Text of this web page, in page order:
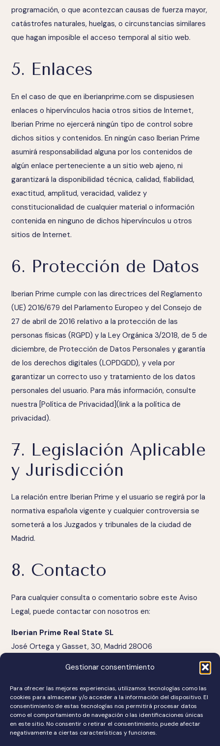
Gestionar consentimiento
Para ofrecer las mejores experiencias, utilizamos tecnologías como las
cookies para almacenar y/o acceder a la información del dispositivo. El
consentimiento de estas tecnologías nos permitirá procesar datos
como el comportamiento de navegación o las identificaciones únicas
en este sitio. No consentir o retirar el consentimiento, puede afectar
negativamente a ciertas características y funciones.
programación, o que acontezcan causas de fuerza mayor,
catástrofes naturales, huelgas, o circunstancias similares
que hagan imposible el acceso temporal al sitio web.
5. Enlaces
En el caso de que en iberianprime.com se dispusiesen
enlaces o hipervínculos hacia otros sitios de Internet,
Iberian Prime no ejercerá ningún tipo de control sobre
dichos sitios y contenidos. En ningún caso Iberian Prime
asumirá responsabilidad alguna por los contenidos de
algún enlace perteneciente a un sitio web ajeno, ni
garantizará la disponibilidad técnica, calidad, fiabilidad,
exactitud, amplitud, veracidad, validez y
constitucionalidad de cualquier material o información
contenida en ninguno de dichos hipervínculos u otros
sitios de Internet.
6. Protección de Datos
Iberian Prime cumple con las directrices del Reglamento
(UE) 2016/679 del Parlamento Europeo y del Consejo de
27 de abril de 2016 relativo a la protección de las
personas físicas (RGPD) y la Ley Orgánica 3/2018, de 5 de
diciembre, de Protección de Datos Personales y garantía
de los derechos digitales (LOPDGDD), y vela por
garantizar un correcto uso y tratamiento de los datos
personales del usuario. Para más información, consulte
nuestra [Política de Privacidad](link a la política de
privacidad).
7. Legislación Aplicable
y Jurisdicción
La relación entre Iberian Prime y el usuario se regirá por la
normativa española vigente y cualquier controversia se
someterá a los Juzgados y tribunales de la ciudad de
Madrid.
8. Contacto
Para cualquier consulta o comentario sobre este Aviso
Legal, puede contactar con nosotros en:
Iberian Prime Real State SL
José Ortega y Gasset, 30, Madrid 28006